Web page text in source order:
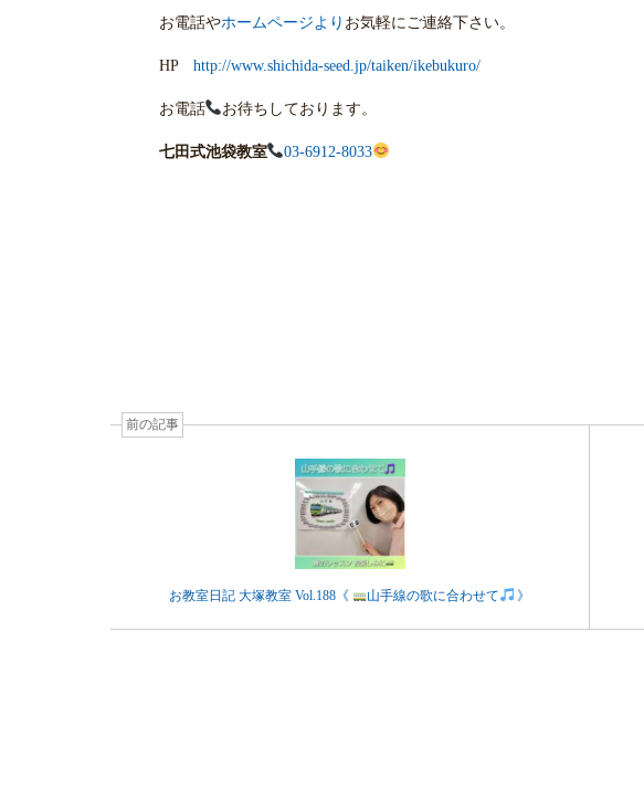
お電話やホームページより お気軽にご連絡下さい。
HP http://www.shichida-seed.jp/taiken/ikebukuro/
お電話 お待ちしております。
七田式池袋教室 03-6912-8033
前の記事
お教室日記 大塚教室 Vol.188《 山手線の歌に合わせて 》